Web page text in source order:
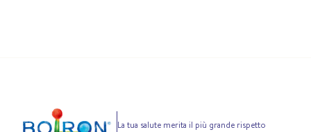
La tua salute merita il più grande rispetto